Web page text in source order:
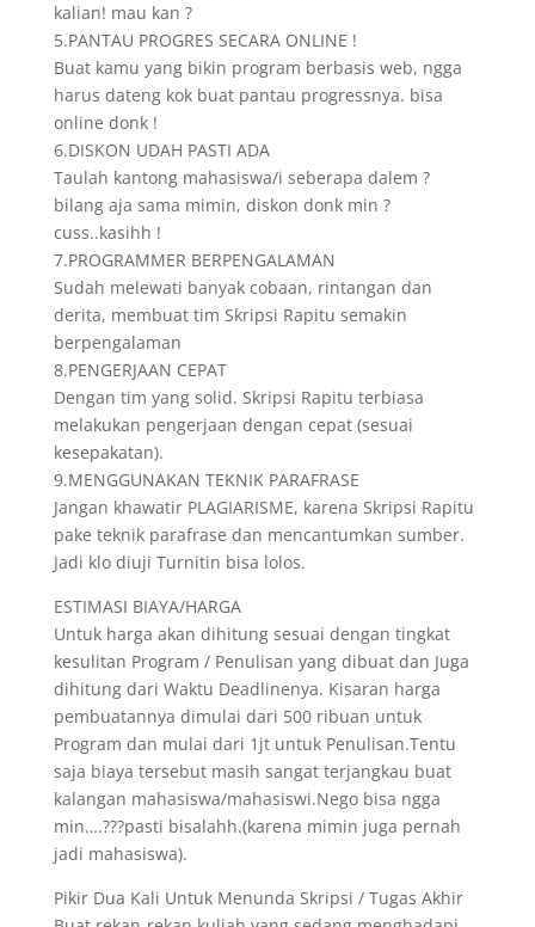
kalian! mau kan ?
5.PANTAU PROGRES SECARA ONLINE !
Buat kamu yang bikin program berbasis web, ngga
harus dateng kok buat pantau progressnya. bisa
online donk !
6.DISKON UDAH PASTI ADA
Taulah kantong mahasiswa/i seberapa dalem ?
bilang aja sama mimin, diskon donk min ?
cuss..kasihh !
7.PROGRAMMER BERPENGALAMAN
Sudah melewati banyak cobaan, rintangan dan
derita, membuat tim Skripsi Rapitu semakin
berpengalaman
8.PENGERJAAN CEPAT
Dengan tim yang solid. Skripsi Rapitu terbiasa
melakukan pengerjaan dengan cepat (sesuai
kesepakatan).
9.MENGGUNAKAN TEKNIK PARAFRASE
Jangan khawatir PLAGIARISME, karena Skripsi Rapitu
pake teknik parafrase dan mencantumkan sumber.
Jadi klo diuji Turnitin bisa lolos.
ESTIMASI BIAYA/HARGA
Untuk harga akan dihitung sesuai dengan tingkat
kesulitan Program / Penulisan yang dibuat dan Juga
dihitung dari Waktu Deadlinenya. Kisaran harga
pembuatannya dimulai dari 500 ribuan untuk
Program dan mulai dari 1jt untuk Penulisan.Tentu
saja biaya tersebut masih sangat terjangkau buat
kalangan mahasiswa/mahasiswi.Nego bisa ngga
min….???pasti bisalahh.(karena mimin juga pernah
jadi mahasiswa).
Pikir Dua Kali Untuk Menunda Skripsi / Tugas Akhir